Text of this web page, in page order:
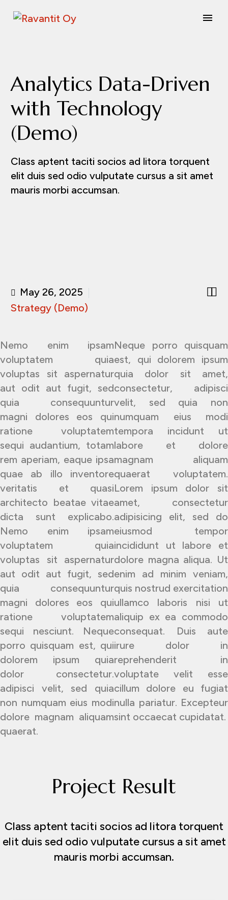
Analytics Data-Driven
with Technology
(Demo)
Class aptent taciti socios ad litora torquent
elit duis sed odio vulputate cursus a sit amet
mauris morbi accumsan.

May 26, 2025
Strategy (Demo)
Nemo enim ipsam
voluptatem quia
voluptas sit aspernatur
aut odit aut fugit, sed
quia consequuntur
magni dolores eos qui
ratione voluptatem
sequi audantium, totam
rem aperiam, eaque ipsa
quae ab illo inventore
veritatis et quasi
architecto beatae vitae
dicta sunt explicabo.
Nemo enim ipsam
voluptatem quia
voluptas sit aspernatur
aut odit aut fugit, sed
quia consequuntur
magni dolores eos qui
ratione voluptatem
sequi nesciunt. Neque
porro quisquam est, qui
dolorem ipsum quia
dolor consectetur.
adipisci velit, sed quia
non numquam eius modi
dolore magnam aliquam
quaerat.
Neque porro quisquam
est, qui dolorem ipsum
quia dolor sit amet,
consectetur, adipisci
velit, sed quia non
numquam eius modi
tempora incidunt ut
labore et dolore
magnam aliquam
quaerat voluptatem.
Lorem ipsum dolor sit
amet, consectetur
adipisicing elit, sed do
eiusmod tempor
incididunt ut labore et
dolore magna aliqua. Ut
enim ad minim veniam,
quis nostrud exercitation
ullamco laboris nisi ut
aliquip ex ea commodo
consequat. Duis aute
irure dolor in
reprehenderit in
voluptate velit esse
cillum dolore eu fugiat
nulla pariatur. Excepteur
sint occaecat cupidatat.
Project Result
Class aptent taciti socios ad litora torquent
elit duis sed odio vulputate cursus a sit amet
mauris morbi accumsan.